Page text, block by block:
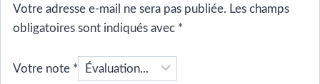
Votre adresse e-mail ne sera pas publiée. Les champs
obligatoires sont indiqués avec *
Votre note *